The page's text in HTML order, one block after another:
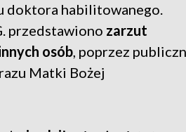
doktora habilitowanego.
przedstawiono zarzut
osób, poprzez
Matki Bożej